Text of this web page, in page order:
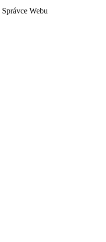
Správce Webu